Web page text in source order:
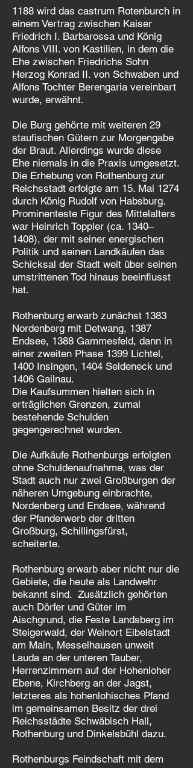
1188 wird das castrum Rotenburch in
einem Vertrag zwischen Kaiser
Friedrich I. Barbarossa und König
Alfons VIII. von Kastilien, in dem die
Ehe zwischen Friedrichs Sohn
Herzog Konrad II. von Schwaben und
Alfons Tochter Berengaria vereinbart
wurde, erwähnt.
Die Burg gehörte mit weiteren 29
staufischen Gütern zur Morgengabe
der Braut. Allerdings wurde diese
Ehe niemals in die Praxis umgesetzt.
Die Erhebung von Rothenburg zur
Reichsstadt erfolgte am 15. Mai 1274
durch König Rudolf von Habsburg.
Prominenteste Figur des Mittelalters
war Heinrich Toppler (ca. 1340–
1408), der mit seiner energischen
Politik und seinen Landkäufen das
Schicksal der Stadt weit über seinen
umstrittenen Tod hinaus beeinflusst
hat.​
Rothenburg erwarb zunächst 1383
Nordenberg mit Detwang, 1387
Endsee, 1388 Gammesfeld, dann in
einer zweiten Phase 1399 Lichtel,
1400 Insingen, 1404 Seldeneck und
1406 Gailnau.
Die Kaufsummen hielten sich in
erträglichen Grenzen, zumal
bestehende Schulden
gegengerechnet wurden.
Die Aufkäufe Rothenburgs erfolgten
ohne Schuldenaufnahme, was der
Stadt auch nur zwei Großburgen der
näheren Umgebung einbrachte,
Nordenberg und Endsee, während
der Pfanderwerb der dritten
Großburg, Schillingsfürst,
scheiterte.
Rothenburg erwarb aber nicht nur die
Gebiete, die heute als Landwehr
bekannt sind. Zusätzlich gehörten
auch Dörfer und Güter im
Aischgrund, die Feste Landsberg im
Steigerwald, der Weinort Eibelstadt
am Main, Messelhausen unweit
Lauda an der unteren Tauber,
Herrenzimmern auf der Hohenloher
Ebene, Kirchberg an der Jagst,
letzteres als hohenlohisches Pfand
im gemeinsamen Besitz der drei
Reichsstädte Schwäbisch Hall,
Rothenburg und Dinkelsbühl dazu.
Rothenburgs Feindschaft mit dem